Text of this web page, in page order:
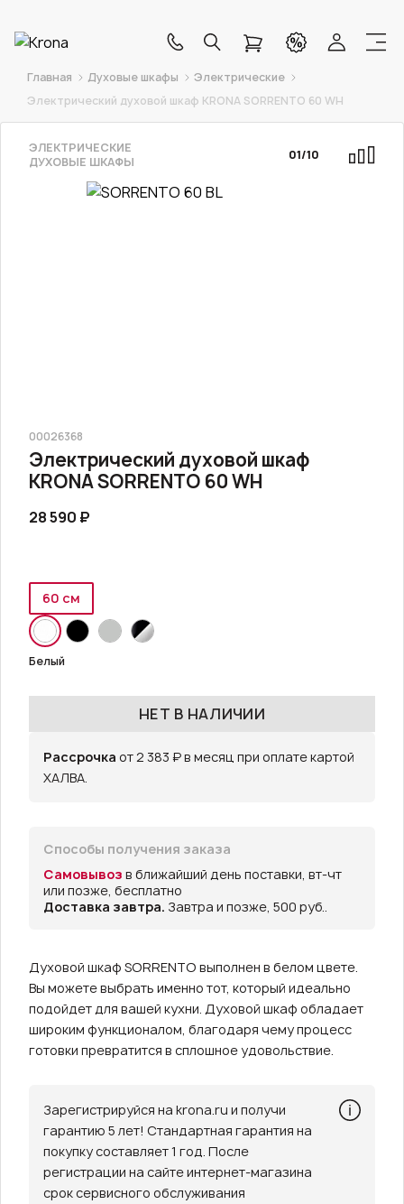
Главная Духовые шкафы
Электрические
Электрический духовой шкаф KRONA SORRENTO 60 WH
ЭЛЕКТРИЧЕСКИЕ
ДУХОВЫЕ ШКАФЫ
01/10
00026368
Электрический духовой шкаф
KRONA SORRENTO 60 WH
28 590 ₽
60 см
Белый
НЕТ В НАЛИЧИИ
Рассрочка от 2 383 ₽ в месяц при оплате картой
ХАЛВА.
Способы получения заказа
Самовывоз в ближайший день поставки, вт-чт
или позже, бесплатно
Доставка завтра. Завтра и позже, 500 руб..
Духовой шкаф SORRENTO выполнен в белом цвете.
Вы можете выбрать именно тот, который идеально
подойдет для вашей кухни. Духовой шкаф обладает
широким функционалом, благодаря чему процесс
готовки превратится в сплошное удовольствие.
Зарегистрируйся на krona.ru и получи
гарантию 5 лет! Стандартная гарантия на
покупку составляет 1 год. После
регистрации на сайте интернет-магазина
срок сервисного обслуживания